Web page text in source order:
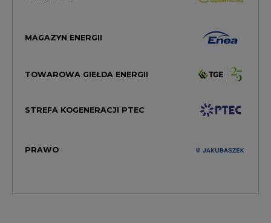
MAGAZYN ENERGII
TOWAROWA GIEŁDA ENERGII
STREFA KOGENERACJI PTEC
PRAWO